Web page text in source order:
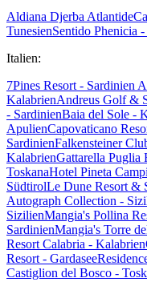
Aldiana Djerba Atlantide
TunesienSentido Phenicia -
Italien:
7Pines Resort - Sardinien
KalabrienAndreus Golf &
- SardinienBaia del Sole -
ApulienCapovaticano
SardinienFalkensteiner
KalabrienGattarella Puglia
ToskanaHotel Pineta
SüdtirolLe Dune Resort &
Autograph Collection -
SizilienMangia's Pollina
SardinienMangia's Torre
Resort Calabria - Kalabrien
Resort - Gardasee
Castiglion del Bosco -